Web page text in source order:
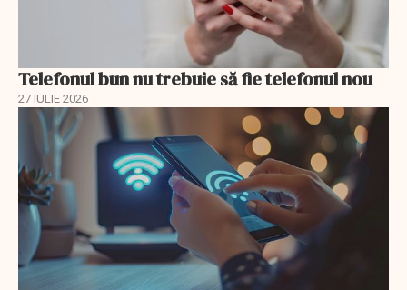
Telefonul bun nu trebuie să fie telefonul nou
27 IULIE 2026